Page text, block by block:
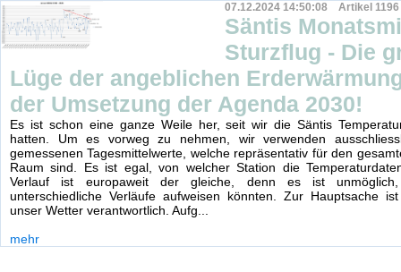
07.12.2024 14:50:08 Artikel 1196
Säntis
Sturzflug - Die
Lüge der angeblichen
der Umsetzung der Agenda 2030!
Es ist schon eine ganze Weile her, seit wir die Säntis
hatten. Um es vorweg zu nehmen, wir verwenden
gemessenen Tagesmittelwerte, welche repräsentativ für den
Raum sind. Es ist egal, von welcher Station die
Verlauf ist europaweit der gleiche, denn es ist
unterschiedliche Verläufe aufweisen könnten. Zur Hauptsache
unser Wetter verantwortlich. Aufg...
mehr